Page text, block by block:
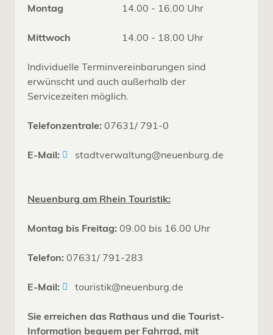
Montag 14.00 - 16.00 Uhr
Mittwoch 14.00 - 18.00 Uhr
Individuelle Terminvereinbarungen sind
erwünscht und auch außerhalb der
Servicezeiten möglich.
Telefonzentrale: 07631/ 791-0
E-Mail: stadtverwaltung@neuenburg.de
Neuenburg am Rhein Touristik:
Montag bis Freitag: 09.00 bis 16.00 Uhr
Telefon: 07631/ 791-283
E-Mail: touristik@neuenburg.de
Sie erreichen das Rathaus und die Tourist-
Information bequem per Fahrrad, mit